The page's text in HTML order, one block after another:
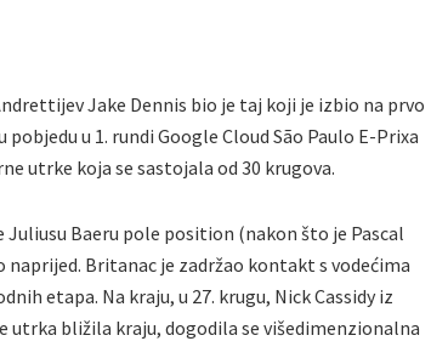
Jake Dennis bio je taj koji je izbio na prvo
u 1. rundi Google Cloud São Paulo E-Prixa
utrke koja se sastojala od 30 krugova.
Juliusu Baeru pole position (nakon što je Pascal
Britanac je zadržao kontakt s vodećima
etapa. Na kraju, u 27. krugu, Nick Cassidy iz
utrka bližila kraju, dogodila se višedimenzionalna